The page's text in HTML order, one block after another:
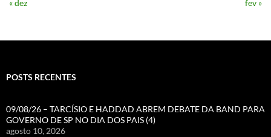
« dez
fev »
POSTS RECENTES
09/08/26 – TARCÍSIO E HADDAD ABREM DEBATE DA BAND PARA
GOVERNO DE SP NO DIA DOS PAIS (4)
agosto 10, 2026